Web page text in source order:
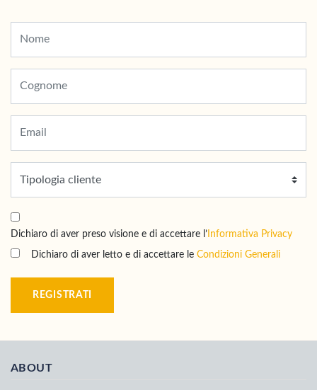
Dichiaro di aver preso visione e di accettare l’ Informativa Privacy
Dichiaro di aver letto e di accettare le Condizioni Generali
REGISTRATI
ABOUT